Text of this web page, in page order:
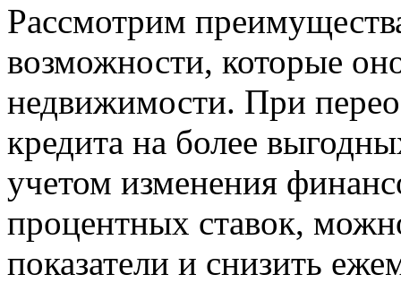
Рассмотрим
возможности, которые
недвижимости. При
кредита на более
учетом изменения
процентных ставок,
показатели и снизить